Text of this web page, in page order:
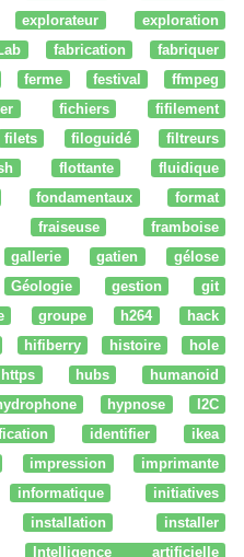
explorateur
exploration
fabrication
fabriquer
ferme festival
ffmpeg
fichiers
fifilement
filets filoguidé
filtreurs
flottante
fluidique
fondamentaux
format
fraiseuse
framboise
gallerie gatien
gélose
Géologie gestion
git
groupe h264
hack
hifiberry histoire
hole
https hubs
humanoid
hypnose
I2C
identifier
ikea
impression
imprimante
informatique
initiatives
installation
installer
Intelligence artificielle